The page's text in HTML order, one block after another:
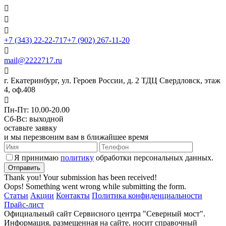



+7 (343) 22-22-717+7 (902) 267-11-20

mail@2222717.ru

г. Екатеринбург, ул. Героев России, д. 2 ТДЦ Свердловск, этаж
4, оф.408

Пн-Пт: 10.00-20.00
Сб-Вс: выходной
оставьте заявку
и мы перезвоним вам в ближайшее время
Я принимаю политику обработки персональных данных.
Thank you! Your submission has been received!
Oops! Something went wrong while submitting the form.
Статьи Акции Контакты Политика конфиденциальности
Прайс-лист
Официальный сайт Сервисного центра "Северный мост".
Информация, размещенная на сайте, носит справочный